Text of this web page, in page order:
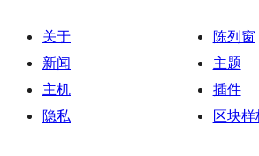
关于
新闻
主机
隐私
陈列窗
主题
插件
区块样